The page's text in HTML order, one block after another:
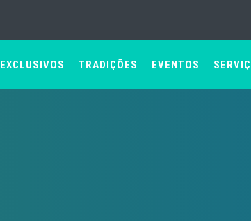
EXCLUSIVOS TRADIÇÕES EVENTOS